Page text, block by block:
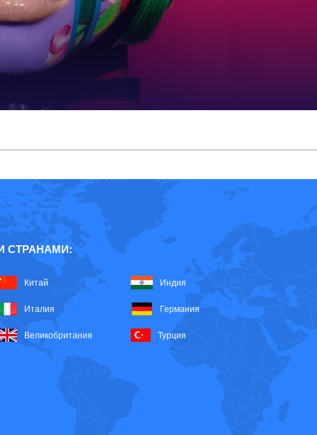
СТРАНАМИ:
Китай Индия
Италия Германия
Великобритания Турция